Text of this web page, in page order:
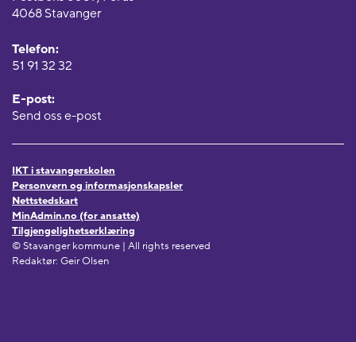
4068 Stavanger
Telefon:
51 91 32 32
E-post:
Send oss e-post
IKT i stavangerskolen
Personvern og informasjonskapsler
Nettstedskart
MinAdmin.no (for ansatte)
Tilgjengelighetserklæring
© Stavanger kommune | All rights reserved
Redaktør: Geir Olsen